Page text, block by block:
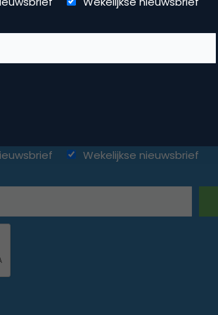
Elke dag vers. Mis
Wekelijkse nieuwsbrief